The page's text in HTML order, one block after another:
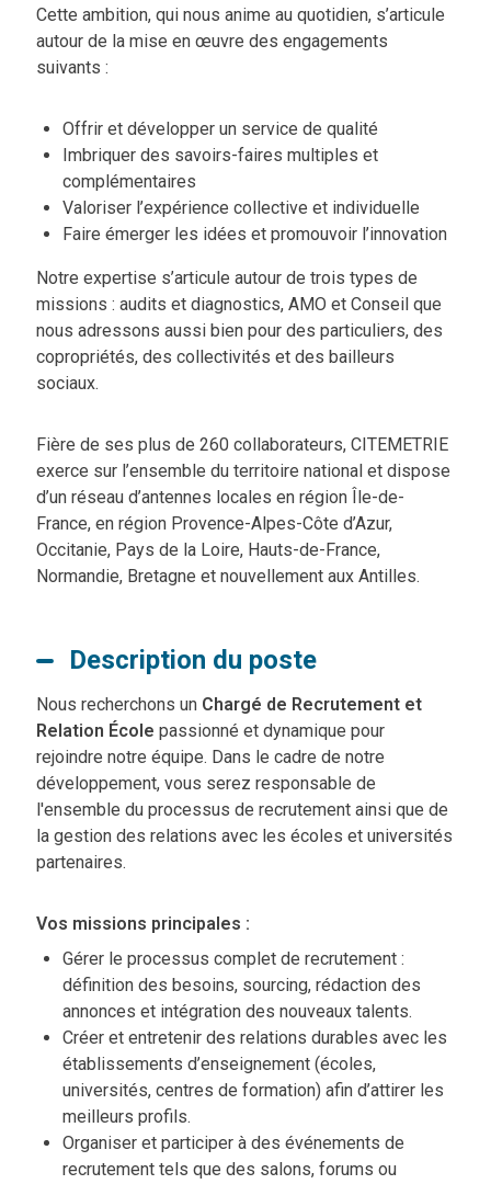
Cette ambition, qui nous anime au quotidien, s’articule
autour de la mise en œuvre des engagements
suivants :
Offrir et développer un service de qualité
Imbriquer des savoirs-faires multiples et
complémentaires
Valoriser l’expérience collective et individuelle
Faire émerger les idées et promouvoir l’innovation
Notre expertise s’articule autour de trois types de
missions : audits et diagnostics, AMO et Conseil que
nous adressons aussi bien pour des particuliers, des
copropriétés, des collectivités et des bailleurs
sociaux.
Fière de ses plus de 260 collaborateurs, CITEMETRIE
exerce sur l’ensemble du territoire national et dispose
d’un réseau d’antennes locales en région Île-de-
France, en région Provence-Alpes-Côte d’Azur,
Occitanie, Pays de la Loire, Hauts-de-France,
Normandie, Bretagne et nouvellement aux Antilles.
Description du poste
Nous recherchons un Chargé de Recrutement et
Relation École passionné et dynamique pour
rejoindre notre équipe. Dans le cadre de notre
développement, vous serez responsable de
l'ensemble du processus de recrutement ainsi que de
la gestion des relations avec les écoles et universités
partenaires.
Vos missions principales :
Gérer le processus complet de recrutement :
définition des besoins, sourcing, rédaction des
annonces et intégration des nouveaux talents.
Créer et entretenir des relations durables avec les
établissements d’enseignement (écoles,
universités, centres de formation) afin d’attirer les
meilleurs profils.
Organiser et participer à des événements de
recrutement tels que des salons, forums ou